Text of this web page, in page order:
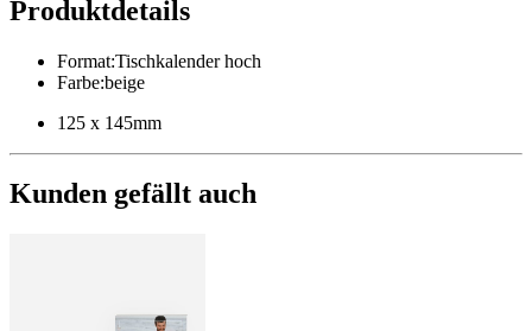
Produktdetails
Format:Tischkalender hoch
Farbe:beige
125 x 145mm
Kunden gefällt auch